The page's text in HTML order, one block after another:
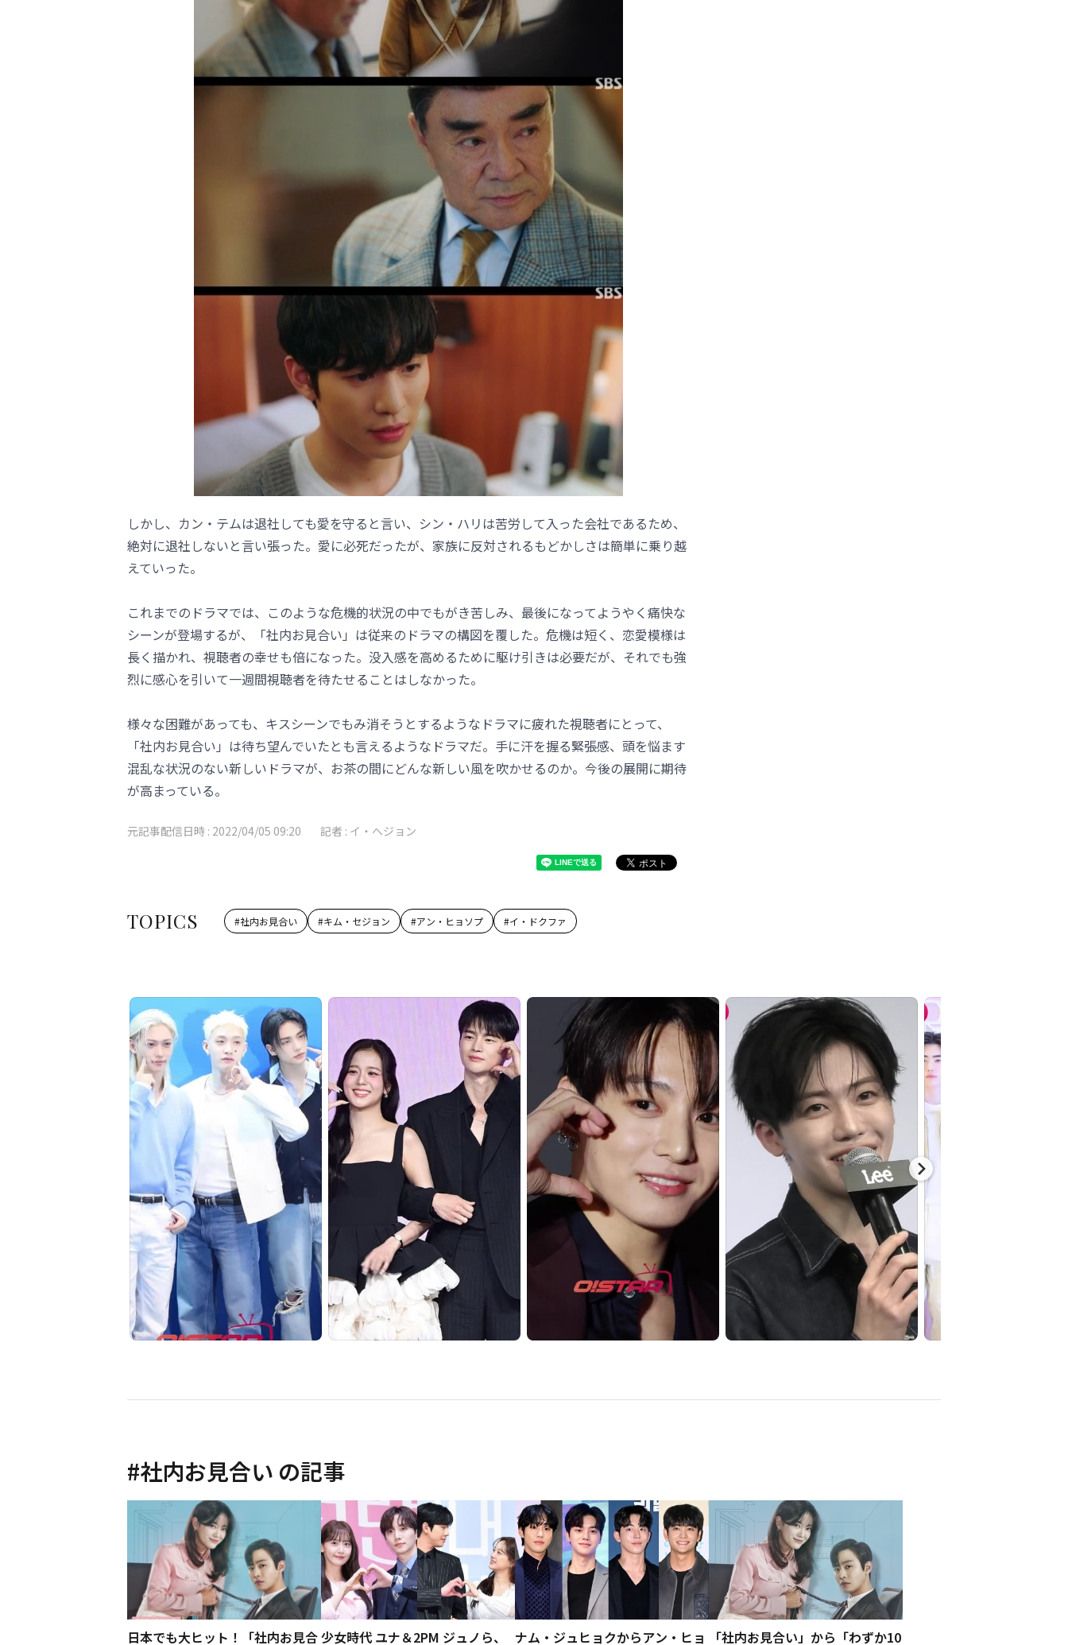
しかし、カン・テムは退社しても愛を守ると言い、シン・ハリは苦労して入った会社であるため、
絶対に退社しないと言い張った。愛に必死だったが、家族に反対されるもどかしさは簡単に乗り越
えていった。
これまでのドラマでは、このような危機的状況の中でもがき苦しみ、最後になってようやく痛快な
シーンが登場するが、「社内お見合い」は従来のドラマの構図を覆した。危機は短く、恋愛模様は
長く描かれ、視聴者の幸せも倍になった。没入感を高めるために駆け引きは必要だが、それでも強
烈に感心を引いて一週間視聴者を待たせることはしなかった。
様々な困難があっても、キスシーンでもみ消そうとするようなドラマに疲れた視聴者にとって、
「社内お見合い」は待ち望んでいたとも言えるようなドラマだ。手に汗を握る緊張感、頭を悩ます
混乱な状況のない新しいドラマが、お茶の間にどんな新しい風を吹かせるのか。今後の展開に期待
が高まっている。
元記事配信日時 : 2022/04/05 09:20 記者 : イ・へジョン
TOPICS #社内お見合い #キム・セジョン #アン・ヒョソプ #イ・ドクファ
#社内お見合い の記事
日本でも大ヒット！「社内お見合少女時代 ユナ＆2PM ジュノら、 ナム・ジュヒョクからアン・ヒョ 「社内お見合い」から「わずか10